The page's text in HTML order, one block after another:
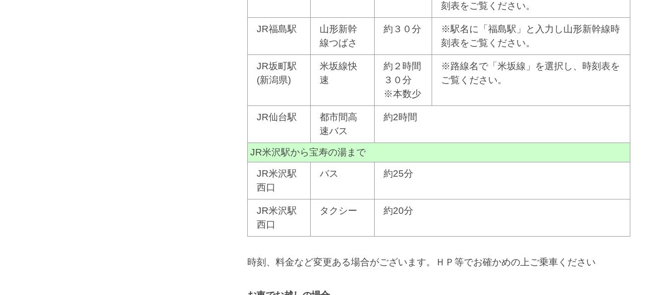
刻表をご覧ください。
JR福島駅
山形新幹
線つばさ
約３０分
※駅名に「福島駅」と入力し山形新幹線時
刻表をご覧ください。
JR坂町駅
(新潟県)
米坂線快
速
約２時間
３０分
※本数少
※路線名で「米坂線」を選択し、時刻表を
ご覧ください。
JR仙台駅
都市間高
速バス
約2時間
JR米沢駅から宝寿の湯まで
JR米沢駅
西口
バス 約25分
JR米沢駅
西口
タクシー 約20分
時刻、料金など変更ある場合がございます。ＨＰ等でお確かめの上ご乗車ください